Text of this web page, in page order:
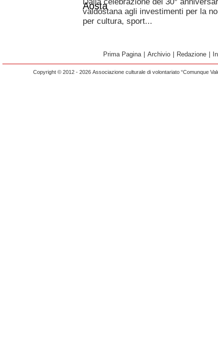
valdostana agli investimenti per la
per cultura, sport...
Prima Pagina Archivio Redazione
Copyright © 2012 - 2026 Associazione culturale di volontariato “Comunque